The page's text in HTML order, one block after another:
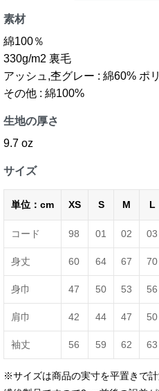
素材
綿100％
330g/m2 裏毛
アッシュ,杢グレー : 綿60% ポ
その他 : 綿100%
生地の厚さ
9.7 oz
サイズ
単位：cm XS S M L
コード 98 01 02 03
身丈 60 64 67 70
身巾 47 50 53 56
肩巾 42 44 47 50
袖丈 56 59 62 63
※サイズは商品の実寸を平置きで計